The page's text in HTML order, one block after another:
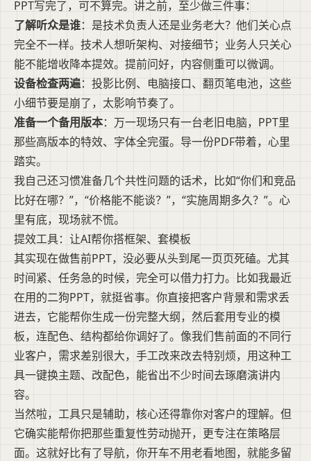
PPT写完了，可不算完。讲之前，至少做三件事：
了解听众是谁：是技术负责人还是业务老大？他们关心点
完全不一样。技术人想听架构、对接细节；业务人只关心
能不能增收降本提效。提前问好，内容侧重可以微调。
设备检查两遍：投影比例、电脑接口、翻页笔电池，这些
小细节要是崩了，太影响节奏了。
准备一个备用版本：万一现场只有一台老旧电脑，PPT里
那些高版本的特效、字体全完蛋。导一份PDF带着，心里
踏实。
我自己还习惯准备几个共性问题的话术，比如“你们和竞品
比好在哪？”，“价格能不能谈？”，“实施周期多久？”。心
里有底，现场就不慌。
提效工具：让AI帮你搭框架、套模板
其实现在做售前PPT，没必要从头到尾一页页死磕。尤其
时间紧、任务急的时候，完全可以借力打力。比如我最近
在用的二狗PPT，就挺省事。你直接把客户背景和需求丢
进去，它能帮你生成一份完整大纲，然后套用专业的模
板，连配色、结构都给你调好了。像我们售前面的不同行
业客户，需求差别很大，手工改来改去特别烦，用这种工
具一键换主题、改配色，能省出不少时间去琢磨演讲内
容。
当然啦，工具只是辅助，核心还得靠你对客户的理解。但
它确实能帮你把那些重复性劳动抛开，更专注在策略层
面。这就好比有了导航，你开车不用老看地图，就能多留